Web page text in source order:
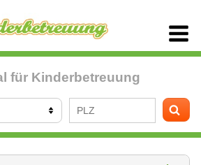
für Kinderbetreuung